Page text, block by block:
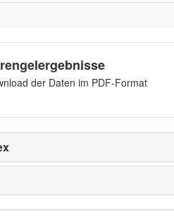
der Daten im PDF-Format